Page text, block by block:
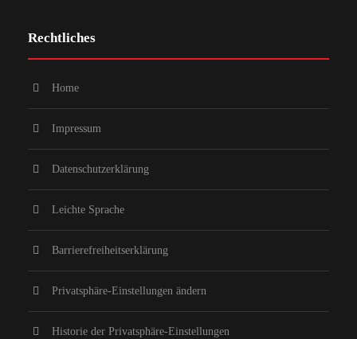
Rechtliches
Home
Impressum
Datenschutzerklärung
Leichte Sprache
Barrierefreiheitserklärung
Privatsphäre-Einstellungen ändern
Historie der Privatsphäre-Einstellungen